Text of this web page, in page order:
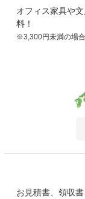
オフィス家具や
料！
※3,300円未満の場合
お見積書、領収